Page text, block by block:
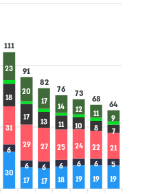
30
17
17 18 19 19 19
6
6
6 6 6 6 5
31
29
27 25 24 22 21
18
17
13 11 10 8 7
23
111
20
91
17
82
14
76
12
73
11
68
9
64